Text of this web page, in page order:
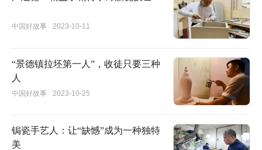
中国好故事 2023-10-11
“景德镇拉坯第一人”，收徒只要三种
人
中国好故事 2023-10-25
锔瓷手艺人：让“缺憾”成为一种独特
美